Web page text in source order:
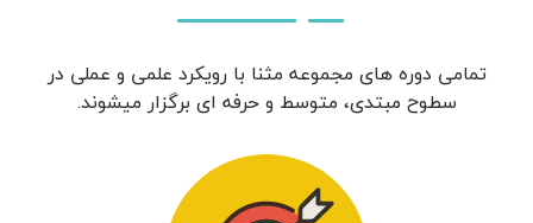
تمامی دوره های مجموعه مثنا با رویکرد علمی و عملی در
سطوح مبتدی، متوسط و حرفه ای برگزار میشوند.